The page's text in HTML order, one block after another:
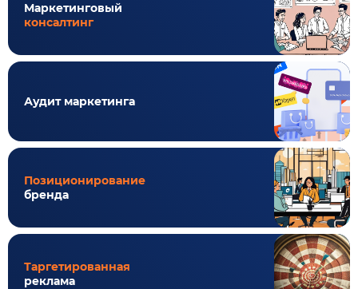
Маркетинговый
консалтинг
Аудит маркетинга
Позиционирование
бренда
Таргетированная
реклама